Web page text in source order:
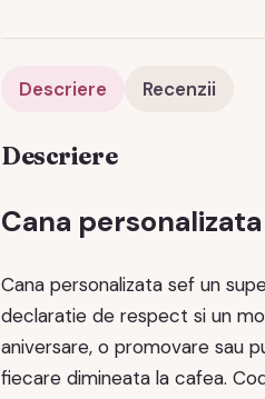
Descriere Recenzii
Descriere
Cana
Cana personalizata sef un
declaratie de respect si un
aniversare, o promovare sau
fiecare dimineata la cafea.